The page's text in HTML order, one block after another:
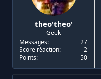
theo'theo'
Geek
Messages
27
Score réaction
2
Points
50